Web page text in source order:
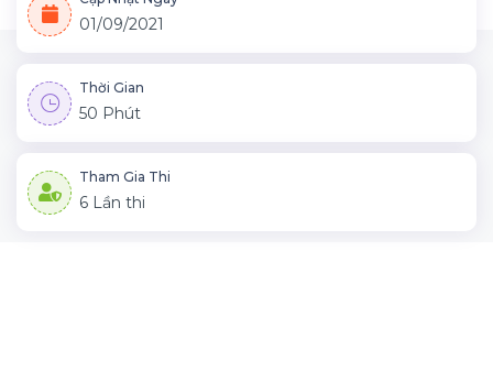
01/09/2021
Thời Gian
50 Phút
Tham Gia Thi
6 Lần thi